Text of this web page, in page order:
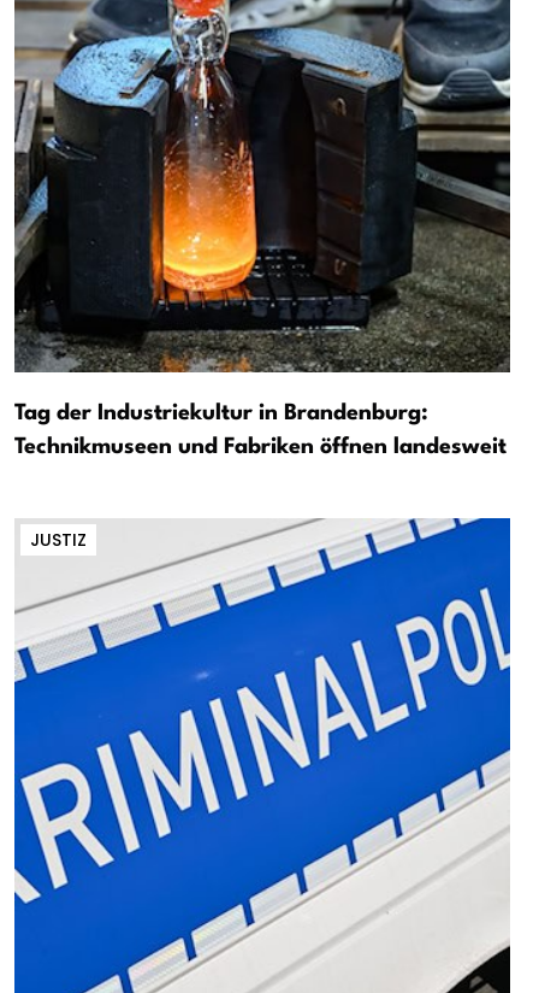
Tag der Industriekultur in Brandenburg:
Technikmuseen und Fabriken öffnen landesweit
JUSTIZ